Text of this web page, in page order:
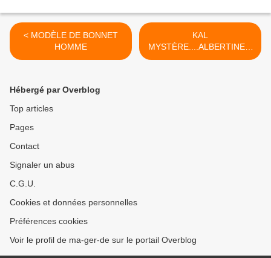
< MODÈLE DE BONNET
HOMME
KAL
MYSTÈRE....ALBERTINE A
FINI!!!!!!!!!!!!! >
Hébergé par Overblog
Top articles
Pages
Contact
Signaler un abus
C.G.U.
Cookies et données personnelles
Préférences cookies
Voir le profil de ma-ger-de sur le portail Overblog